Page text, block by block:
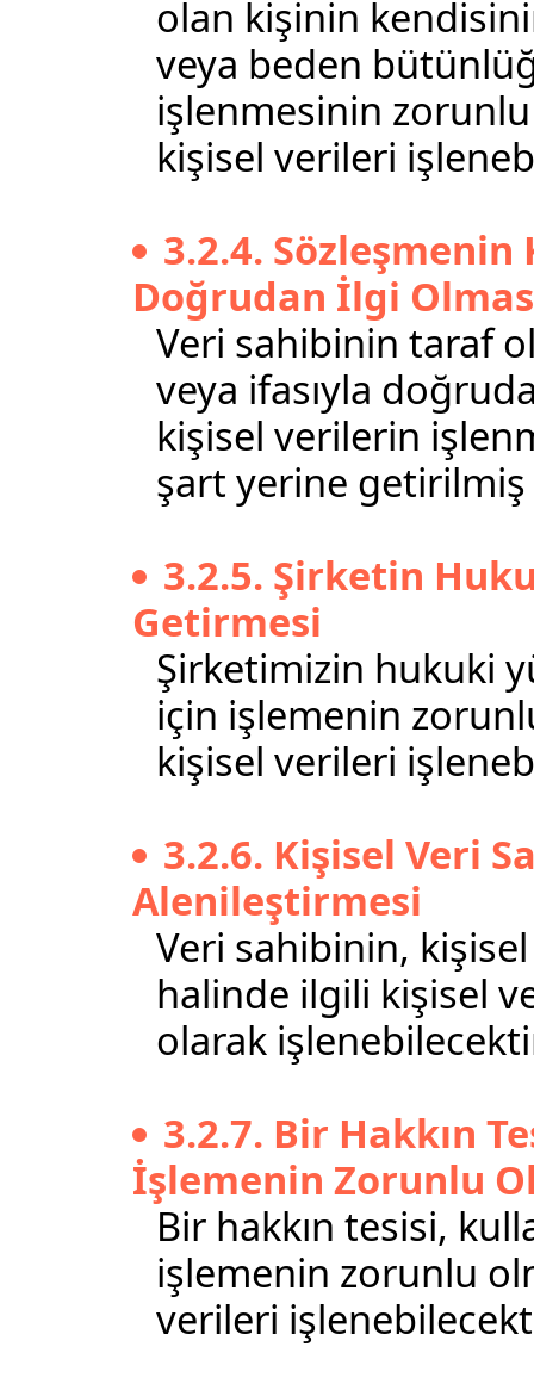
olan kişinin
veya beden
işlenmesinin
kişisel verileri
3.2.4. Sözleşmenin
Doğrudan İlgi
Veri sahibinin taraf
veya ifasıyla
kişisel verilerin
şart yerine getirilmiş
3.2.5. Şirketin
Getirmesi
Şirketimizin hukuki
için işlemenin
kişisel verileri
3.2.6. Kişisel Veri
Alenileştirmesi
Veri sahibinin,
halinde ilgili kişisel
olarak
3.2.7. Bir Hakkın
İşlemenin Zorunlu
Bir hakkın tesisi,
işlemenin zorunlu
verileri